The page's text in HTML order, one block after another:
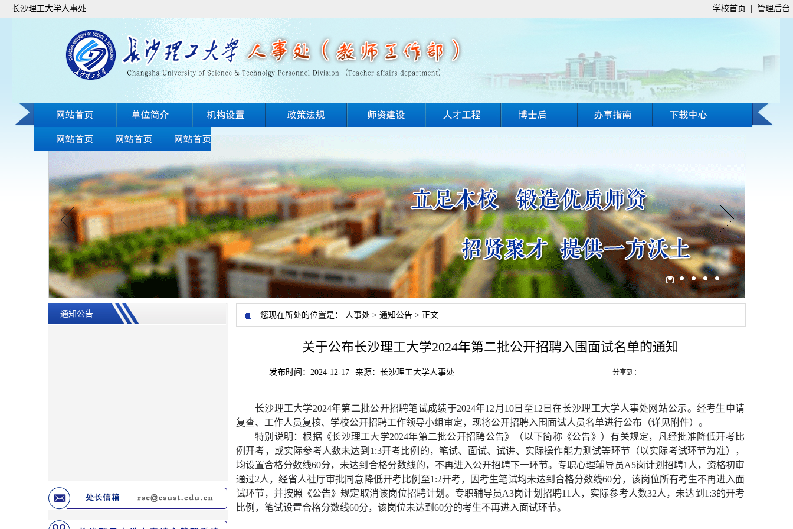
长沙理工大学人事处 学校首页 管理后台
通知公告 您现在所处的位置是： 人事处 > 通知公告 > 正文
关于公布长沙理工大学2024年第二批公开招聘入围面试名单的通知
发布时间：2024-12-17 来源：长沙理工大学人事处 分享到：
长沙理工大学2024年第二批公开招聘笔试成绩于2024年12月10日至12日在长沙理工大学人事处网站公示。经考生申请
复查、工作人员复核、学校公开招聘工作领导小组审定，现将公开招聘入围面试人员名单进行公布（详见附件）。
特别说明：根据《长沙理工大学2024年第二批公开招聘公告》（以下简称《公告》）有关规定，凡经批准降低开考比
例开考，或实际参考人数未达到1:3开考比例的，笔试、面试、试讲、实际操作能力测试等环节（以实际考试环节为准），
均设置合格分数线60分，未达到合格分数线的，不再进入公开招聘下一环节。专职心理辅导员A5岗计划招聘1人，资格初审
通过2人，经省人社厅审批同意降低开考比例至1:2开考，因考生笔试均未达到合格分数线60分，该岗位所有考生不再进入面
试环节，并按照《公告》规定取消该岗位招聘计划。专职辅导员A3岗计划招聘11人，实际参考人数32人，未达到1:3的开考
比例，笔试设置合格分数线60分，该岗位未达到60分的考生不再进入面试环节。